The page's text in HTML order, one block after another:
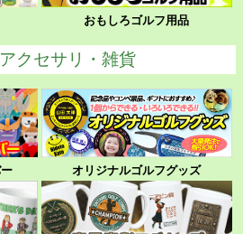
おもしろゴルフ用品
クセサリ・雑貨
オリジナルゴルフグッズ